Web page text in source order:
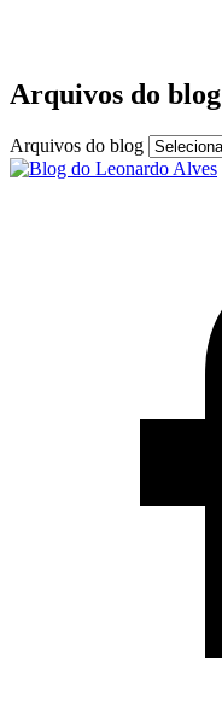
Arquivos do blog
Arquivos do blog